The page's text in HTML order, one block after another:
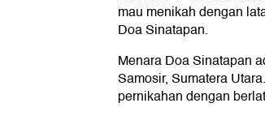
mau menikah dengan
Doa Sinatapan.
Menara Doa Sinatapan
Samosir, Sumatera
pernikahan dengan